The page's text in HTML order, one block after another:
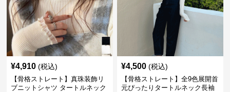
¥4,910 (税込)
【骨格ストレート】真珠装飾リ
ブニットシャツ タートルネック
¥4,500 (税込)
【骨格ストレート】全9色展開首
元ぴったりタートルネック長袖